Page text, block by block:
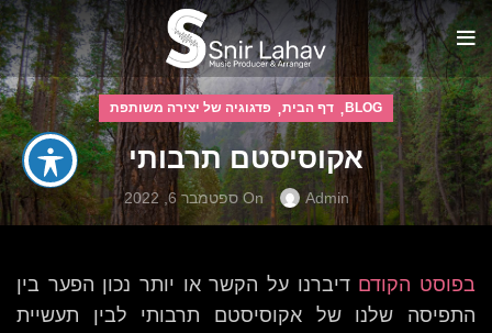
BLOG
, דף הבית, פדגוגיה של יצירה משותפת
אקוסיסטם תרבותי
Admin On ספטמבר 6, 2022
בפוסט הקודם דיברנו על הקשר או יותר נכון הפער בין
התפיסה שלנו של אקוסיסטם תרבותי לבין תעשיית